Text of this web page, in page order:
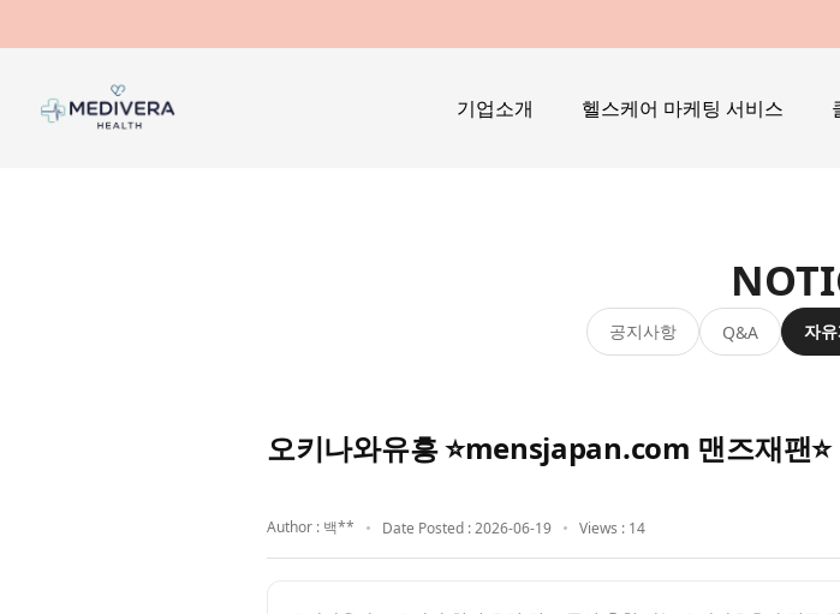
기업소개 헬스케어 마케팅 서비스
공지사항 Q&A 자
오키나와유흥 ⭐mensjapan.com 맨즈재팬
Author : 백** Date Posted : 2026-06-19 Views : 14